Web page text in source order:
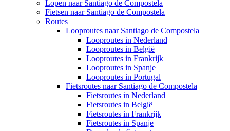
Lopen naar Santiago de Compostela
Fietsen naar Santiago de Compostela
Routes
Looproutes naar Santiago de Compostela
Looproutes in Nederland
Looproutes in België
Looproutes in Frankrijk
Looproutes in Spanje
Looproutes in Portugal
Fietsroutes naar Santiago de Compostela
Fietsroutes in Nederland
Fietsroutes in België
Fietsroutes in Frankrijk
Fietsroutes in Spanje